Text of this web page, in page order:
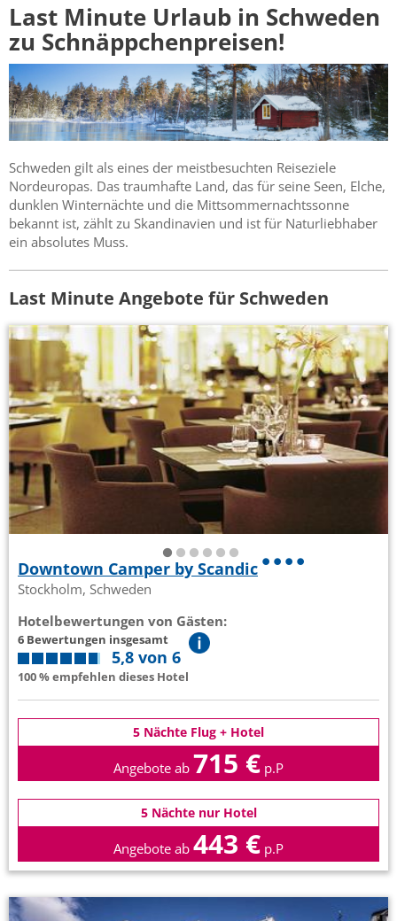
Last Minute Urlaub in Schweden
zu Schnäppchenpreisen!
Schweden gilt als eines der meistbesuchten Reiseziele
Nordeuropas. Das traumhafte Land, das für seine Seen, Elche,
dunklen Winternächte und die Mittsommernachtssonne
bekannt ist, zählt zu Skandinavien und ist für Naturliebhaber
ein absolutes Muss.
Last Minute Angebote für Schweden
Downtown Camper by Scandic
Stockholm, Schweden
Hotelbewertungen von Gästen:
6 Bewertungen insgesamt
5,8 von 6
100 % empfehlen dieses Hotel
5 Nächte Flug + Hotel
Angebote ab 715 € p.P
5 Nächte nur Hotel
Angebote ab 443 € p.P